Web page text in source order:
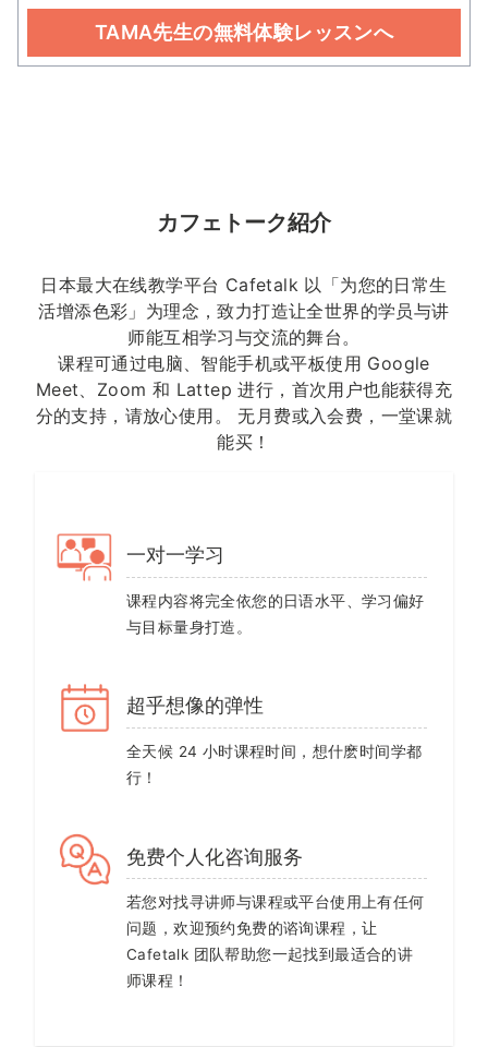
TAMA先生の無料体験レッスンへ
カフェトーク紹介
日本最大在线教学平台 Cafetalk 以「为您的日常生
活增添色彩」为理念，致力打造让全世界的学员与讲
师能互相学习与交流的舞台。
课程可通过电脑、智能手机或平板使用 Google
Meet、Zoom 和 Lattep 进行，首次用户也能获得充
分的支持，请放心使用。 无月费或入会费，一堂课就
能买！
一对一学习
课程内容将完全依您的日语水平、学习偏好
与目标量身打造。
超乎想像的弹性
全天候 24 小时课程时间，想什麽时间学都
行！
免费个人化咨询服务
若您对找寻讲师与课程或平台使用上有任何
问题，欢迎预约免费的谘询课程，让
Cafetalk 团队帮助您一起找到最适合的讲
师课程！